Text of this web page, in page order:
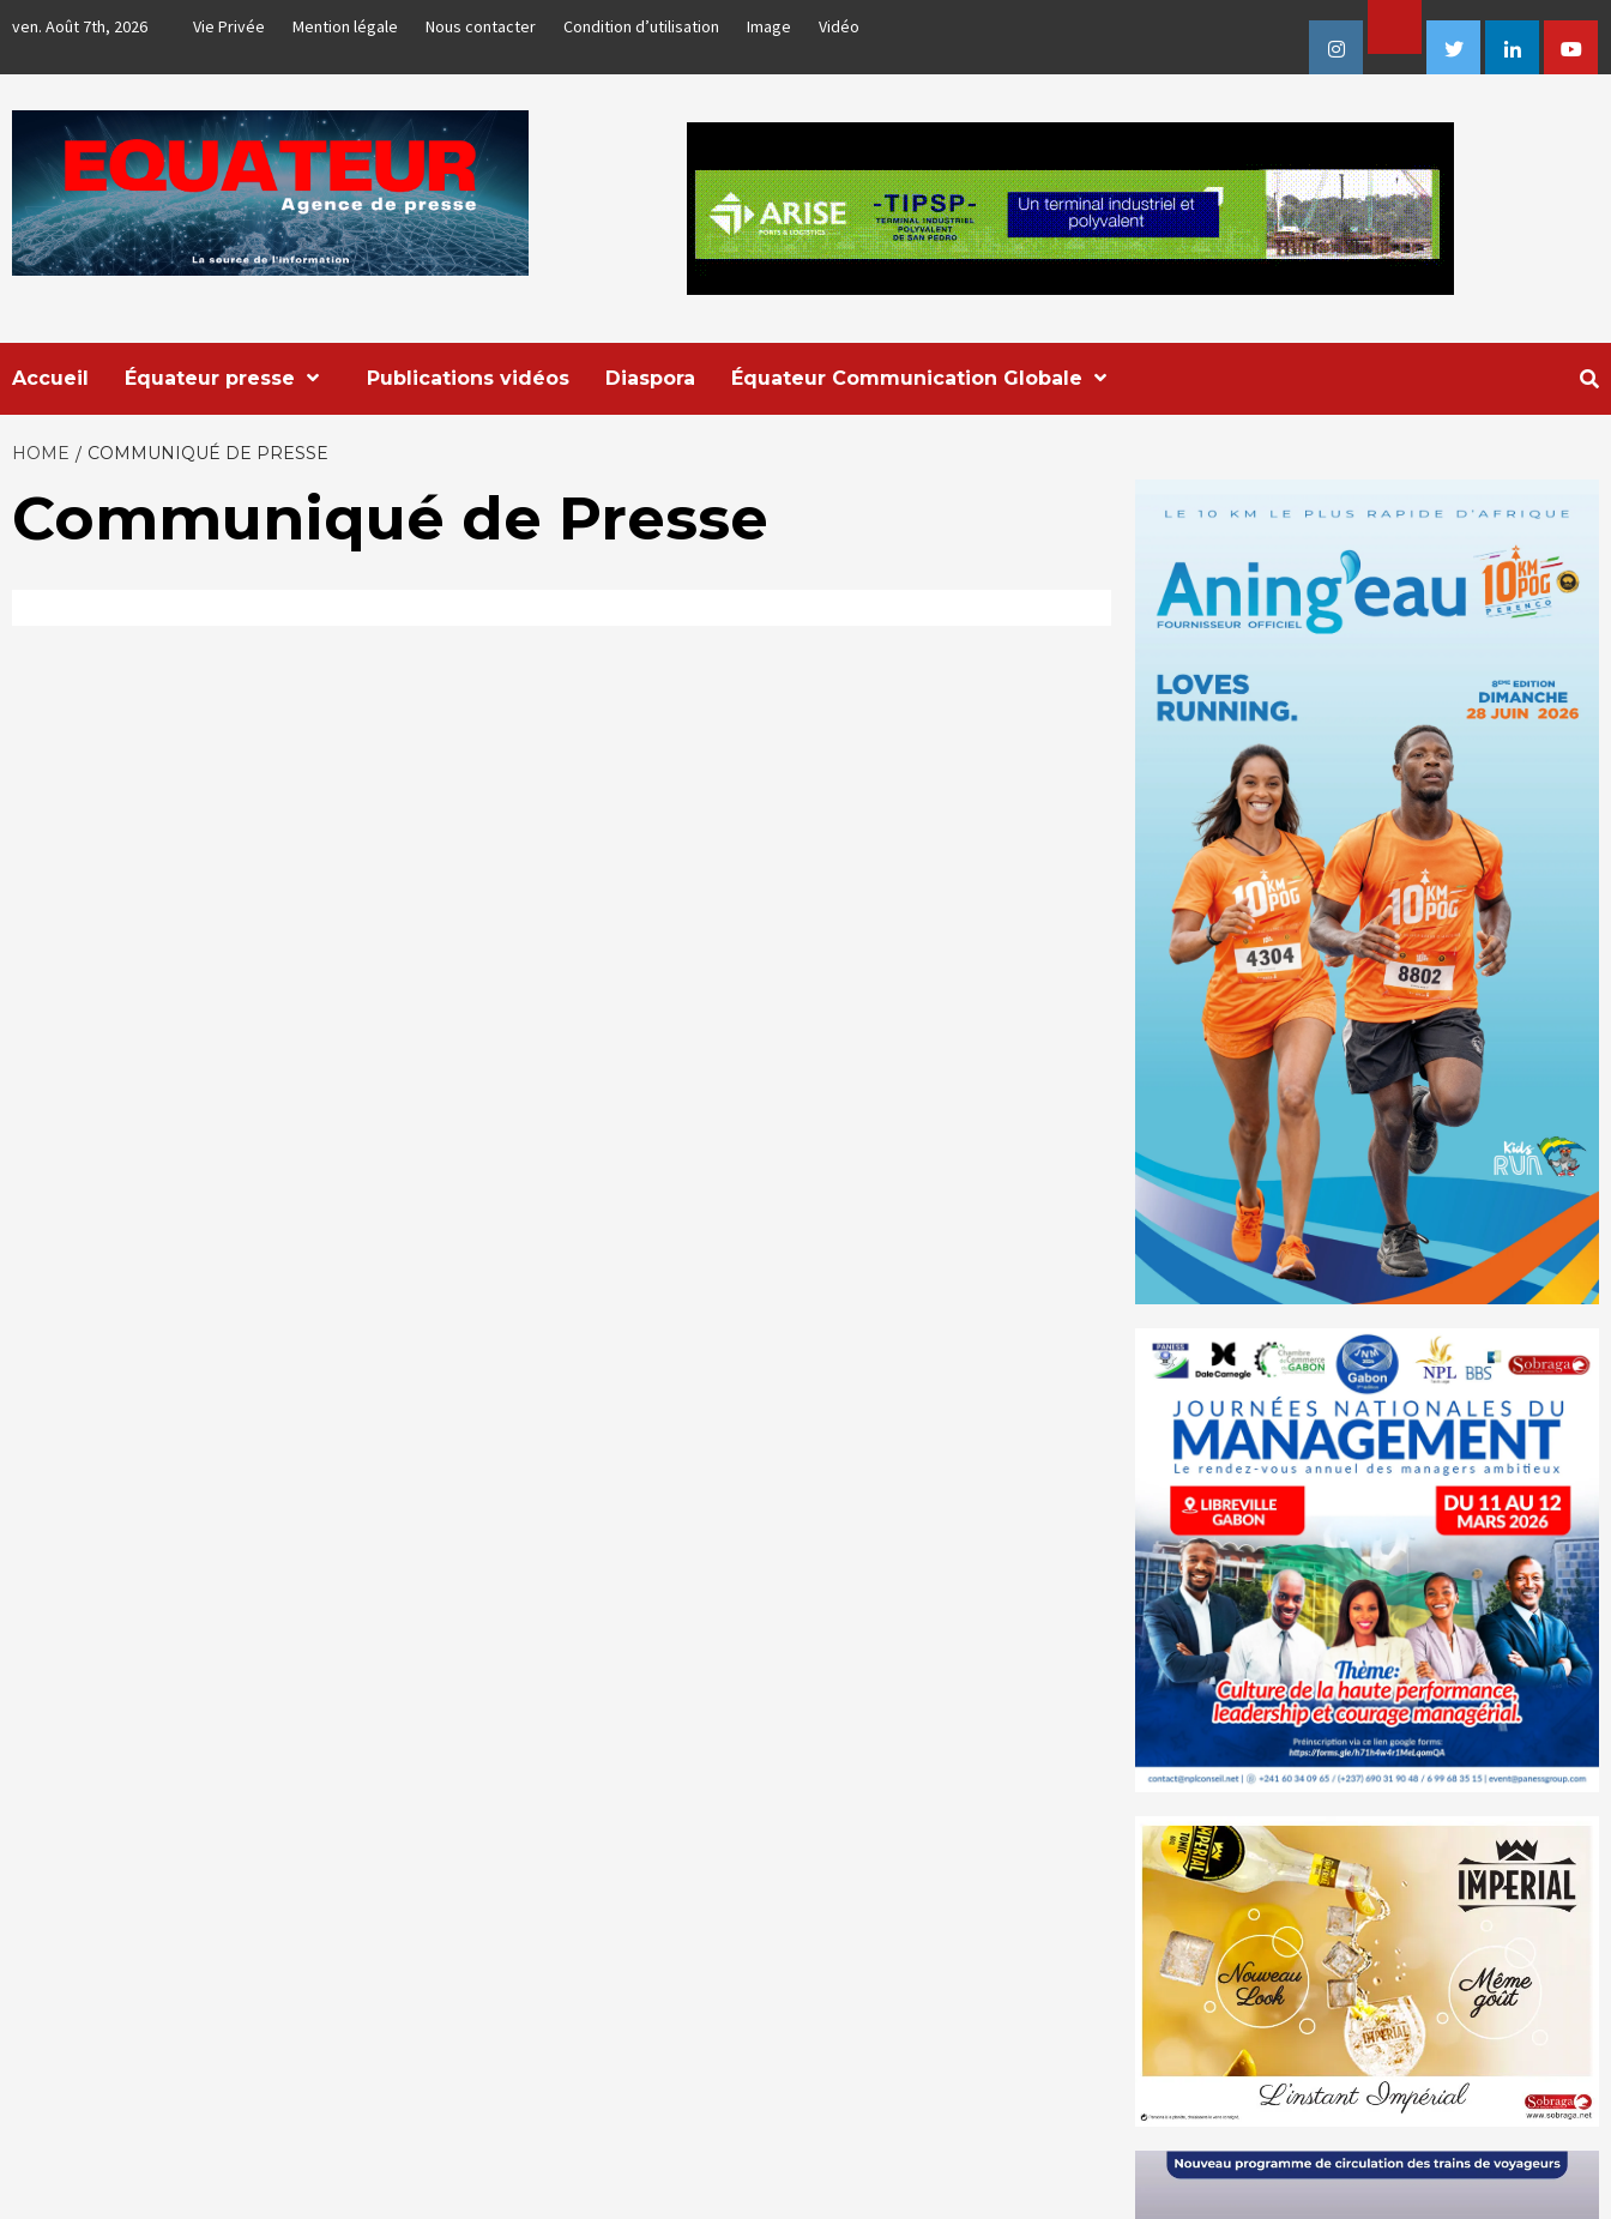
content
ven. Août 7th, 2026 Vie Privée Mention légale Nous contacter Condition d’utilisation Image Vidéo
Instagram
Facebook
TwitterLinkedin
EQUATEUR
Accueil Équateur presse Publications vidéos Diaspora Équateur Communication Globale
HOME COMMUNIQUÉ DE PRESSE
Communiqué de Presse